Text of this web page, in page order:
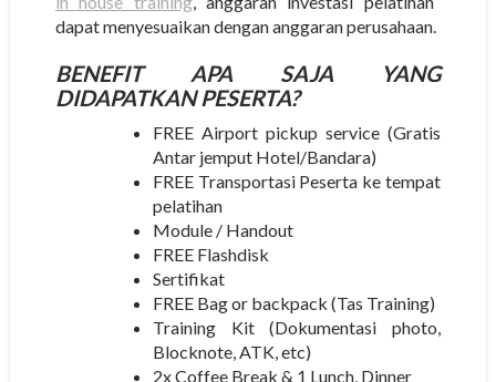
dapat menyesuaikan dengan anggaran perusahaan.
BENEFIT APA SAJA YANG
DIDAPATKAN PESERTA?
FREE Airport pickup service (Gratis
Antar jemput Hotel/Bandara)
FREE Transportasi Peserta ke tempat
pelatihan
Module / Handout
FREE Flashdisk
Sertifikat
FREE Bag or backpack (Tas Training)
Training Kit (Dokumentasi photo,
Blocknote, ATK, etc)
2x Coffee Break & 1 Lunch, Dinner